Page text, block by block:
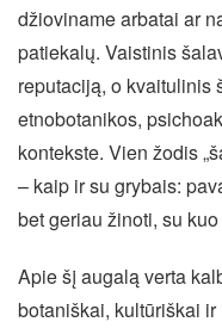
džioviname arbatai ar
patiekalų. Vaistinis
reputaciją, o kvaitulinis
etnobotanikos,
kontekste. Vien žodis
– kaip ir su grybais:
bet geriau žinoti, su
Apie šį augalą verta
botaniškai, kultūriškai